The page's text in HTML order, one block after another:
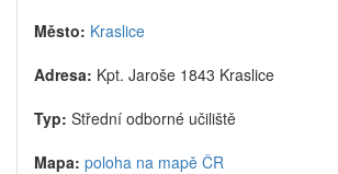
Město: Kraslice
Adresa: Kpt. Jaroše 1843 Kraslice
Typ: Střední odborné učiliště
Mapa: poloha na mapě ČR